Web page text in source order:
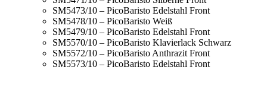
SM5473/10 – PicoBaristo Edelstahl Front
SM5478/10 – PicoBaristo Weiß
SM5479/10 – PicoBaristo Edelstahl Front
SM5570/10 – PicoBaristo Klavierlack Schwarz
SM5572/10 – PicoBaristo Anthrazit Front
SM5573/10 – PicoBaristo Edelstahl Front